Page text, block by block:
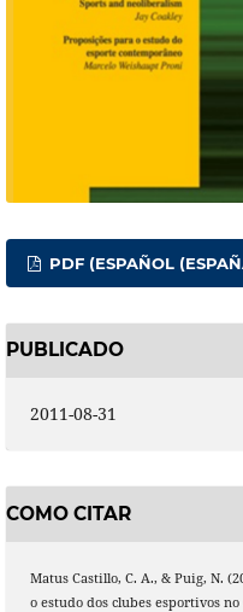
PDF (ESPAÑOL
PUBLICADO
2011-08-31
COMO CITAR
Matus Castillo, C. A., & Puig, N.
o estudo dos clubes esportivos no